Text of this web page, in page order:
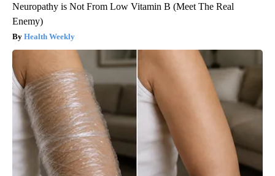
Neuropathy is Not From Low Vitamin B (Meet The Real
Enemy)
Health Weekly